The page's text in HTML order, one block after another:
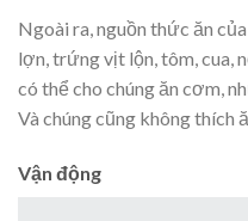
Ngoài ra, nguồn thức ăn
lợn, trứng vịt lộn, tôm, cua,
có thể cho chúng ăn cơm,
Và chúng cũng không thích
Vận động